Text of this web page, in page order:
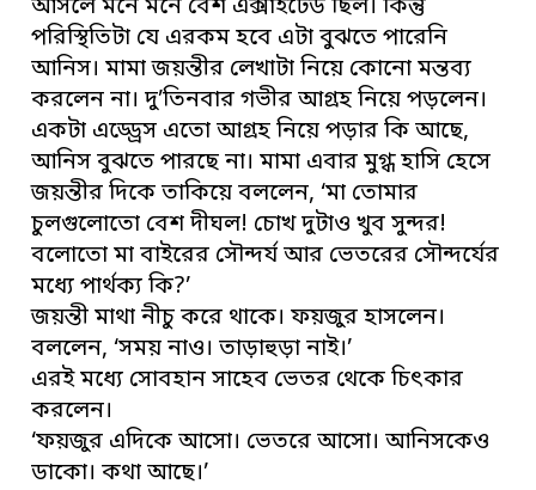
আসলে মনে মনে বেশ এক্সাইটেড ছিল। কিন্তু
পরিস্থিতিটা যে এরকম হবে এটা বুঝতে পারেনি
আনিস। মামা জয়ন্তীর লেখাটা নিয়ে কোনো মন্তব্য
করলেন না। দু’তিনবার গভীর আগ্রহ নিয়ে পড়লেন।
একটা এড্ড্রেস এতো আগ্রহ নিয়ে পড়ার কি আছে,
আনিস বুঝতে পারছে না। মামা এবার মুগ্ধ হাসি হেসে
জয়ন্তীর দিকে তাকিয়ে বললেন, ‘মা তোমার
চুলগুলোতো বেশ দীঘল! চোখ দুটাও খুব সুন্দর!
বলোতো মা বাইরের সৌন্দর্য আর ভেতরের সৌন্দর্যের
মধ্যে পার্থক্য কি?’
জয়ন্তী মাথা নীচু করে থাকে। ফয়জুর হাসলেন।
বললেন, ‘সময় নাও। তাড়াহুড়া নাই।’
এরই মধ্যে সোবহান সাহেব ভেতর থেকে চিৎকার
করলেন।
‘ফয়জুর এদিকে আসো। ভেতরে আসো। আনিসকেও
ডাকো। কথা আছে।’